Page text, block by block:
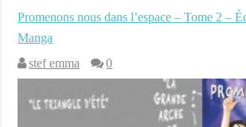
Promenons nous dans l’espace – Tome 2 –
Manga
stef emma
0